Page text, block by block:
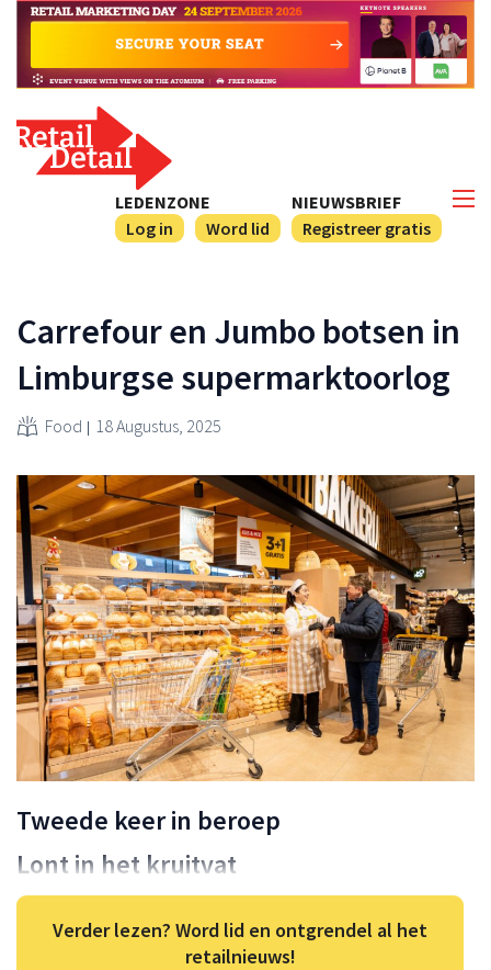
NIEUWSBRIEF
Registreer gratis
LEDENZONE
Log in
Word lid
Carrefour en Jumbo botsen in
Limburgse supermarktoorlog
Food 18 Augustus, 2025
Tweede keer in beroep
Lont in het kruitvat
Verder lezen? Word lid en ontgrendel al het
retailnieuws!